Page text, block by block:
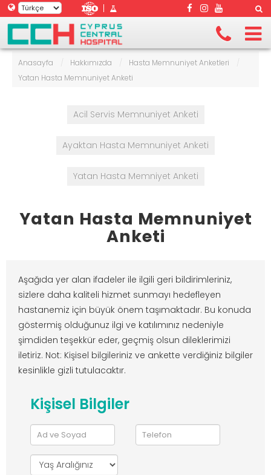
Anasayfa / Hakkımızda / Hasta Memnuniyet Anketleri
/
Yatan Hasta Memnuniyet Anketi
Acil Servis Memnuniyet Anketi
Ayaktan Hasta Memnuniyet Anketi
Yatan Hasta Memniyet Anketi
Yatan Hasta Memnuniyet
Anketi
Aşağıda yer alan ifadeler ile ilgili geri bildirimleriniz,
sizlere daha kaliteli hizmet sunmayı hedefleyen
hastanemiz için büyük önem taşımaktadır. Bu konuda
göstermiş olduğunuz ilgi ve katılımınız nedeniyle
şimdiden teşekkür eder, geçmiş olsun dileklerimizi
iletiriz. Not: Kişisel bilgileriniz ve ankette verdiğiniz bilgiler
kesinlikle gizli tutulacaktır.
Kişisel Bilgiler